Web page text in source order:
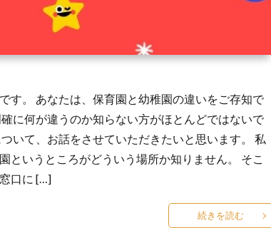
す。 あなたは、保育園と幼稚園の違いをご存知で
に何が違うのか知らない方がほとんどではないで
いて、お話をさせていただきたいと思います。 私
というところがどういう場所か知りません。 そこ
口に […]
続きを読む